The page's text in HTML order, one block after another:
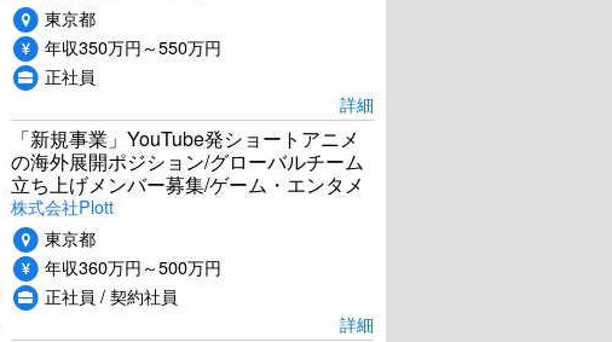
東京都
年収350万円～550万円
正社員
詳細
「新規事業」YouTube発ショートアニメ
の海外展開ポジション/グローバルチーム
立ち上げメンバー募集/ゲーム・エンタメ
株式会社Plott
東京都
年収360万円～500万円
正社員 / 契約社員
詳細